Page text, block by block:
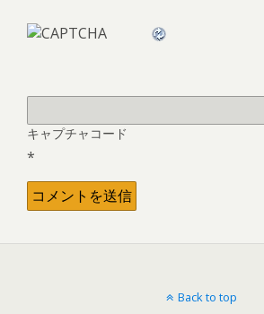
キャプチャコード
*
Back to top